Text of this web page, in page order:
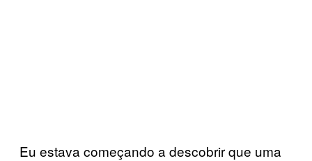
Eu estava começando a descobrir que uma